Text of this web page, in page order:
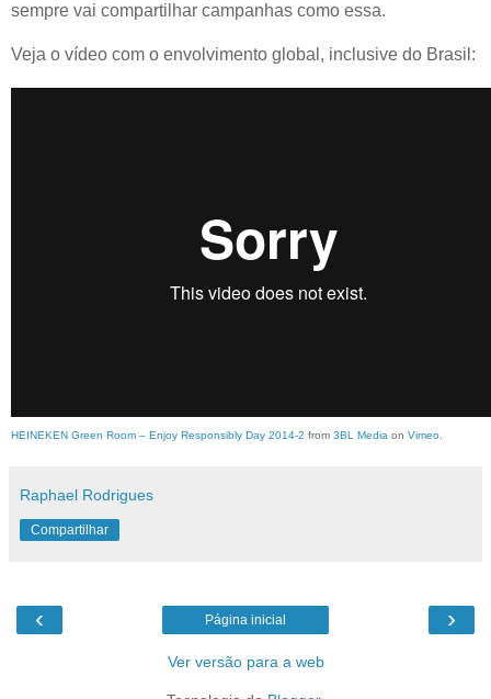
sempre vai compartilhar campanhas como essa.
Veja o vídeo com o envolvimento global, inclusive do Brasil:
HEINEKEN Green Room – Enjoy Responsibly Day 2014-2 from 3BL Media on Vimeo
Raphael Rodrigues
Compartilhar
‹ ›
Página inicial
Ver versão para a web